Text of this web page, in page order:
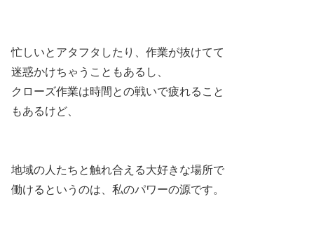
忙しいとアタフタしたり、作業が抜けてて
迷惑かけちゃうこともあるし、
クローズ作業は時間との戦いで疲れること
もあるけど、
地域の人たちと触れ合える大好きな場所で
働けるというのは、私のパワーの源です。